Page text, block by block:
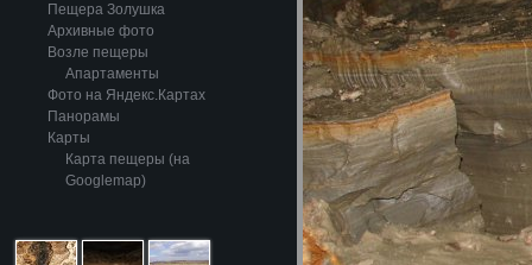
Пещера Золушка
Архивные фото
Возле пещеры
Апартаменты
Фото на Яндекс.Картах
Панорамы
Карты
Карта пещеры (на
Googlemap)